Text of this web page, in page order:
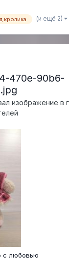
материалов.
вязания и
кролика (и ещё 2)
470e-90b6-
изображение в
с любовью